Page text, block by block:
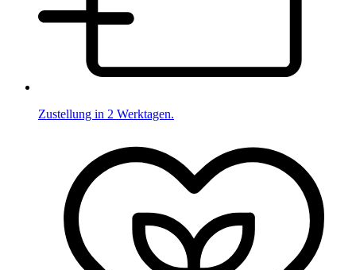
Zustellung in 2 Werktagen.